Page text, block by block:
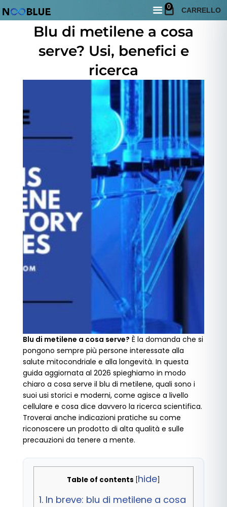
0 CARRELLO
Giugno 3, 2026
Blu di metilene a cosa
serve? Usi, benefici e
ricerca
Blu di metilene a cosa serve? È la domanda che si
pongono sempre più persone interessate alla
salute mitocondriale e alla longevità. In questa
guida aggiornata al 2026 spieghiamo in modo
chiaro a cosa serve il blu di metilene, quali sono i
suoi usi storici e moderni, come agisce a livello
cellulare e cosa dice davvero la ricerca scientifica.
Troverai anche indicazioni pratiche su come
riconoscere un prodotto di alta qualità e sulle
precauzioni da tenere a mente.
Table of contents hide
1. In breve: blu di metilene a cosa